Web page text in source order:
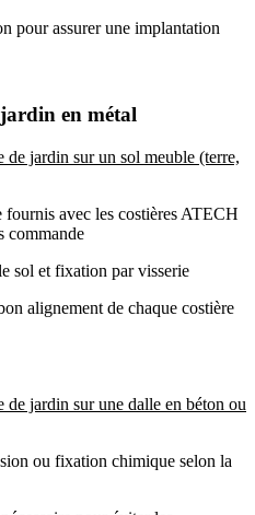
pour assurer une implantation
en métal
de jardin sur un sol meuble (terre,
fournis avec les costières ATECH
commande
sol et fixation par visserie
alignement de chaque costière
de jardin sur une dalle en béton ou
ou fixation chimique selon la